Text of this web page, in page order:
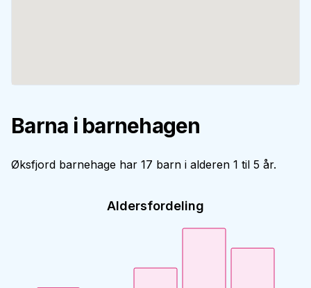
Barna i barnehagen
Øksfjord barnehage har 17 barn i alderen 1 til 5 år.
Aldersfordeling